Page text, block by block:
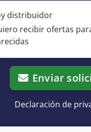
distribuidor
recibir ofertas
Enviar
Declaración de